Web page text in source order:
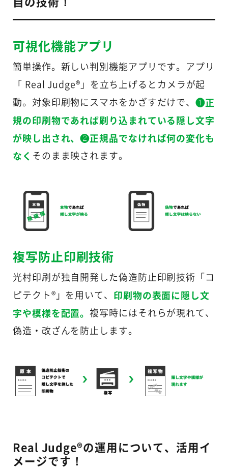
可視化機能アプリ
簡単操作。新しい判別機能アプリです。アプリ
「 Real Judge®」を立ち上げるとカメラが起
動。対象印刷物にスマホをかざすだけで、❶正
規の印刷物であれば刷り込まれている隠し文字
が映し出され、❷正規品でなければ何の変化も
なく そのまま映されます。
複写防止印刷技術
光村印刷が独自開発した偽造防止印刷技術「コ
ピテクト®」を用いて、 印刷物の表面に隠し文
字や模様を配置。複写時にはそれらが現れて、
偽造・改ざんを防止します。
Real Judge®の運用について、活用イ
メージです！